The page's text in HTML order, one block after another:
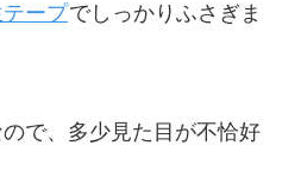
ープでしっかりふさぎま
で、多少見た目が不恰好